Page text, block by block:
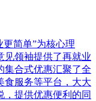
简单”为核心理
见领袖提供了再就业
集合式优惠汇聚了全
食服务等平台，大大
，提供优惠便利的同